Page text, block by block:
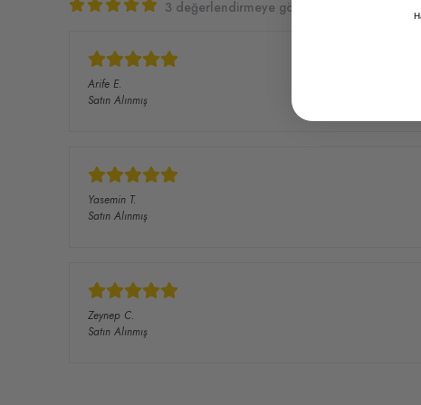
3 değerlendirmeye göre
Arife E.
Satın Alınmış
Yasemin T.
Satın Alınmış
Zeynep C.
Satın Alınmış